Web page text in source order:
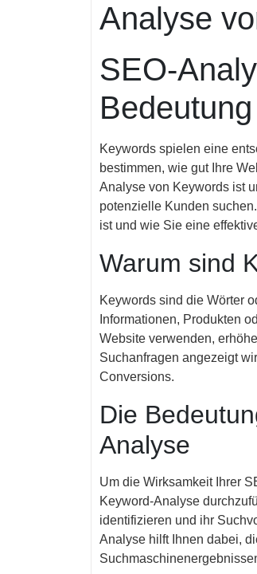
Analyse
SEO-
Keywords spielen eine
bestimmen, wie gut Ihre
Analyse von Keywords ist
potenzielle Kunden
ist und wie Sie eine
Warum sind
Keywords sind die Wörter
Informationen, Produkten
Website verwenden,
Suchanfragen angezeigt
Conversions.
Die
Analyse
Um die Wirksamkeit Ihrer
Keyword-Analyse
identifizieren und ihr
Analyse hilft Ihnen dabei,